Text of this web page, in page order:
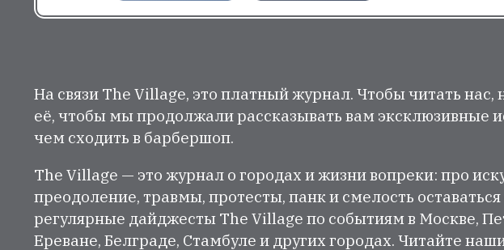
На связи The Village, это платный журнал. Чтобы читать нас,
её, чтобы мы продолжали рассказывать вам эксклюзивные
чем сходить в барбершоп.
The Village — это журнал о городах и жизни вопреки: про
преодоление, травмы, протесты, панк и смелость
регулярные дайджесты The Village по событиям в Москве,
Ереване, Белграде, Стамбуле и других городах. Читайте